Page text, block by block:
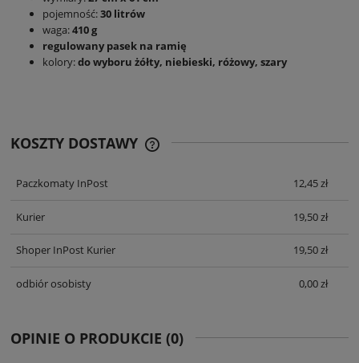
pojemność:30 litrów
waga:410 g
regulowany pasek na ramię
kolory:do wyboru żółty, niebieski, różowy, szary
KOSZTY DOSTAWY
Paczkomaty InPost
12,45 zł
Kurier 19,50 zł
Shoper InPost Kurier 19,50 zł
odbiór osobisty 0,00 zł
OPINIE O PRODUKCIE (0)